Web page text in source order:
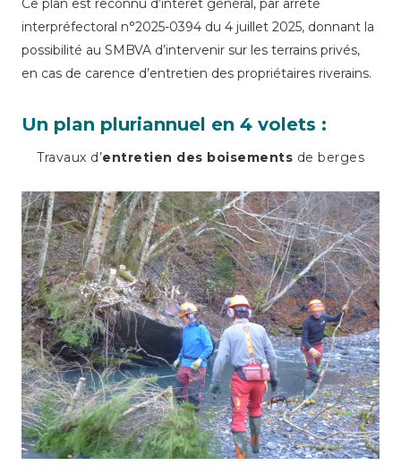
interpréfectoral n°2025-0394 du 4 juillet 2025, donnant la
possibilité au SMBVA d’intervenir sur les terrains privés,
en cas de carence d’entretien des propriétaires riverains.
Un plan pluriannuel en 4 volets :
Travaux d’entretien des boisements de berges